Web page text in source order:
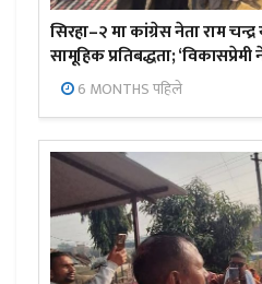
सिरहा–२ मा कांग्रेस नेता राम
सामूहिक प्रतिबद्धता;
6 MONTHS पहिले